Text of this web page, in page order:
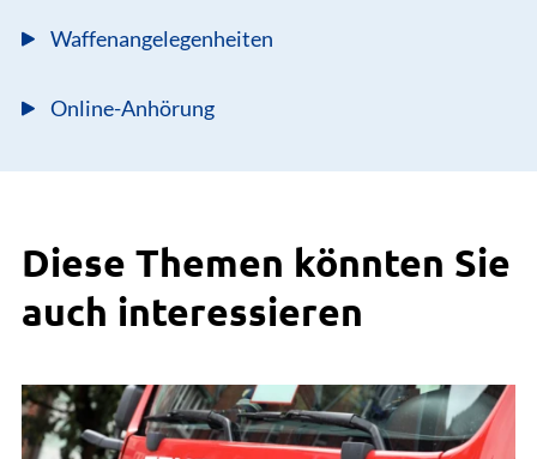
Waffenangelegenheiten
Online-Anhörung
Diese Themen könnten Sie
auch interessieren